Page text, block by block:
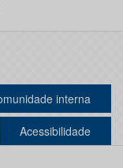
interna
Acessibilidade